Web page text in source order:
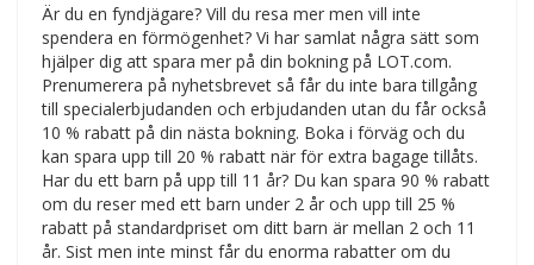
Är du en fyndjägare? Vill du resa mer men vill inte
spendera en förmögenhet? Vi har samlat några sätt som
hjälper dig att spara mer på din bokning på LOT.com.
Prenumerera på nyhetsbrevet så får du inte bara tillgång
till specialerbjudanden och erbjudanden utan du får också
10 % rabatt på din nästa bokning. Boka i förväg och du
kan spara upp till 20 % rabatt när för extra bagage tillåts.
Har du ett barn på upp till 11 år? Du kan spara 90 % rabatt
om du reser med ett barn under 2 år och upp till 25 %
rabatt på standardpriset om ditt barn är mellan 2 och 11
år. Sist men inte minst får du enorma rabatter om du